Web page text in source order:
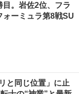
。岩佐2位、フラ
ォーミュラ第8戦SU
と同じ位置」に止